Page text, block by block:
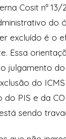
Cosit nº 13/
do
excluído é o
Essa
julgamento do
do
do PIS e da
sendo